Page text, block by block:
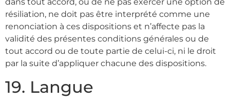
résiliation, ne doit pas être interprété comme une
renonciation à ces dispositions et n’affecte pas la
validité des présentes conditions générales ou de
tout accord ou de toute partie de celui-ci, ni le droit
par la suite d’appliquer chacune des dispositions.
19. Langue